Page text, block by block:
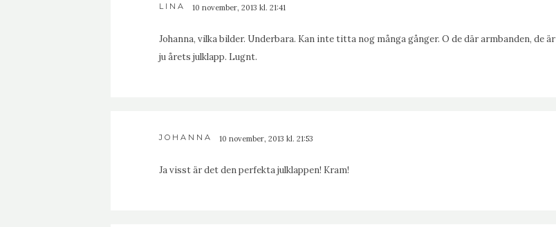
LINA 10 november, 2013 kl. 21:41
Johanna, vilka bilder. Underbara. Kan inte titta nog många gånger. O de där armbanden, de är
ju årets julklapp. Lugnt.
JOHANNA 10 november, 2013 kl. 21:53
Ja visst är det den perfekta julklappen! Kram!